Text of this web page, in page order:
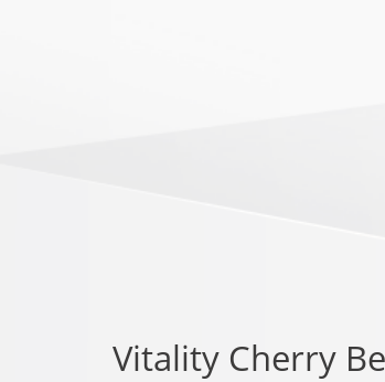
Vitality Cherry